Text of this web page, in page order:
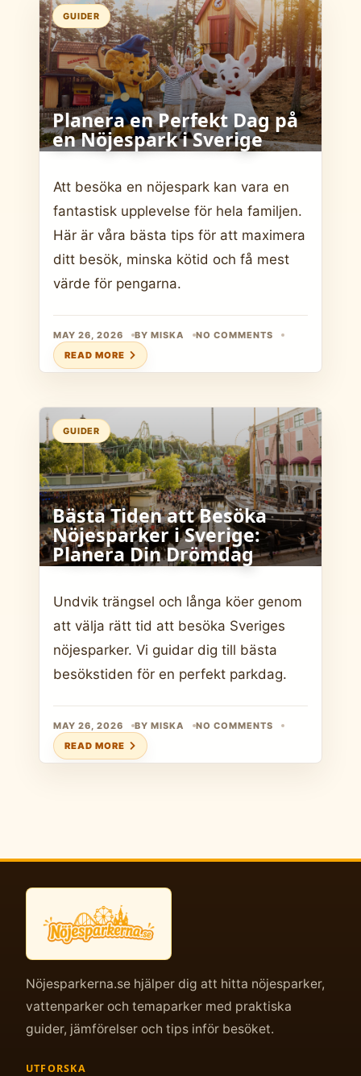
GUIDER
Planera en Perfekt Dag på
en Nöjespark i Sverige
Att besöka en nöjespark kan vara en
fantastisk upplevelse för hela familjen.
Här är våra bästa tips för att maximera
ditt besök, minska kötid och få mest
värde för pengarna.
MAY 26, 2026 BY MISKA
NO COMMENTS
READ MORE
GUIDER
Bästa Tiden att Besöka
Nöjesparker i Sverige:
Planera Din Drömdag
Undvik trängsel och långa köer genom
att välja rätt tid att besöka Sveriges
nöjesparker. Vi guidar dig till bästa
besökstiden för en perfekt parkdag.
MAY 26, 2026 BY MISKA
NO COMMENTS
READ MORE
Nöjesparkerna.se hjälper dig att hitta nöjesparker,
vattenparker och temaparker med praktiska
guider, jämförelser och tips inför besöket.
UTFORSKA